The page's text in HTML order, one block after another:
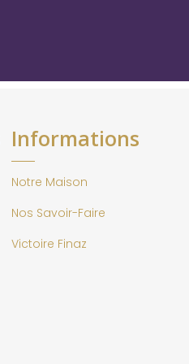
Informations
Notre Maison
Nos Savoir-Faire
Victoire Finaz